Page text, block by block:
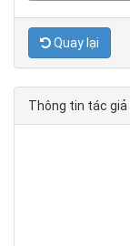
Quay lại
Thông tin tác giả